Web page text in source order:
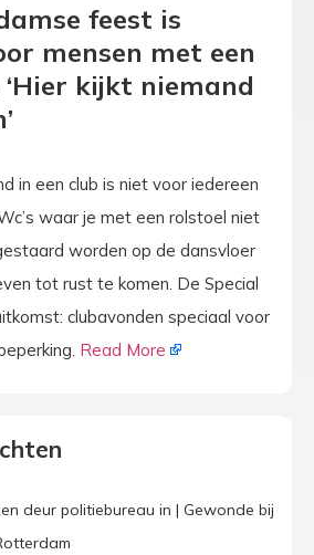
feest is
mensen met een
kijkt niemand
in een club is niet voor iedereen
waar je met een rolstoel niet
worden op de dansvloer
tot rust te komen. De Special
clubavonden speciaal voor
Read More
deur politiebureau in | Gewonde bij